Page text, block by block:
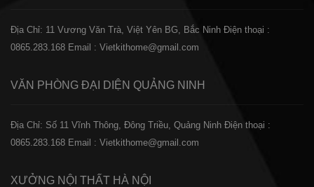
Địa Chỉ: 11 Vương Văn Trà, Việt Yên BG, Bắc Ninh Điện thoại :
0865.283.168 Email : Vietkithome@gmail.com
VĂN PHÒNG ĐẠI DIỆN QUẢNG NINH
Địa Chỉ: Số 11 Vĩnh Thông, Đông Triều, Quảng Ninh Điện thoại :
0865.283.168 Email : Vietkithome@gmail.com
XƯỞNG NỘI THẤT HÀ NỘI